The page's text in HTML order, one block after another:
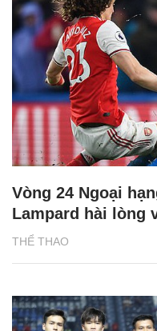
THỂ THAO
Vòng 24 Ngoại
Lampard hài lòng